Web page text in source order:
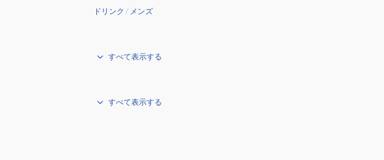
ドリンク / メンズ
すべて表示する
すべて表示する